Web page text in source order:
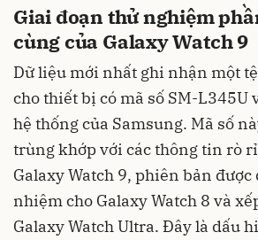
Giai đoạn thử nghiệm
cùng của Galaxy Watch 9
Dữ liệu mới nhất ghi nhận một
cho thiết bị có mã số SM-L345U
hệ thống của Samsung. Mã số
trùng khớp với các thông tin rò
Galaxy Watch 9, phiên bản
nhiệm cho Galaxy Watch 8 và
Galaxy Watch Ultra. Đây là dấu